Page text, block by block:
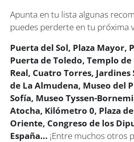
Apunta en tu lista algunas
puedes perderte en tu próxima
Puerta del Sol, Plaza Mayor,
Puerta de Toledo, Templo
Real, Cuatro Torres,
de La Almudena, Museo del
Sofía, Museo Tyssen-
Atocha, Kilómetro 0, Plaza
Oriente, Congreso de los
España... ¡Entre muchos otros